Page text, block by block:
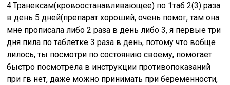
4.Транексам(кровоостанавливающее) по 1таб 2(3) раза
в день 5 дней(препарат хороший, очень помог, там она
мне прописала либо 2 раза в день либо 3, я первые три
дня пила по таблетке 3 раза в день, потому что вобще
лилось, ты посмотри по состоянию своему, помогает
быстро посмотрела в инструкции противопоказаний
при гв нет, даже можно принимать при беременности,